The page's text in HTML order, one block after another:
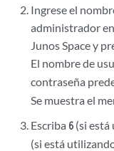
Ingrese el
administrador
Junos Space y
El nombre de
contraseña
Se muestra el
Escriba 6 (si
(si está